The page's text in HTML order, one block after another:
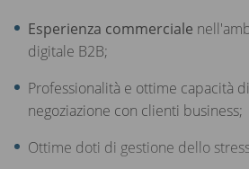
Gestirai e svilupperai relazioni di
sulla piattaforma, diventando il
riferimento.
Svilupperai nuove opportunità di
Esperienza commerciale
digitale B2B;
Professionalità e ottime capacità
negoziazione con clienti business;
Ottime doti di gestione dello